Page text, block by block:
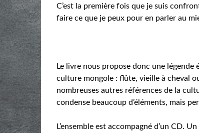
C’est la première fois que je suis
faire ce que je peux pour en parler au
Le livre nous propose donc une
culture mongole : flûte, vieille à cheval
nombreuses autres références de la
condense beaucoup d’éléments, mais
L’ensemble est accompagné d’un CD.